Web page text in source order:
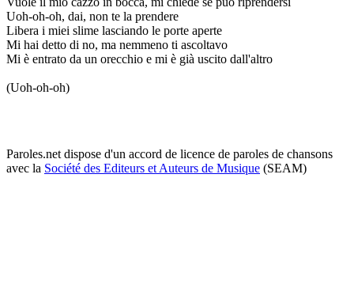
Uoh-oh-oh, dai, non te la prendere
Libera i miei slime lasciando le porte aperte
Mi hai detto di no, ma nemmeno ti ascoltavo
Mi è entrato da un orecchio e mi è già uscito dall'altro
(Uoh-oh-oh)
Paroles.net dispose d'un accord de licence de paroles de chansons
avec la Société des Editeurs et Auteurs de Musique (SEAM)